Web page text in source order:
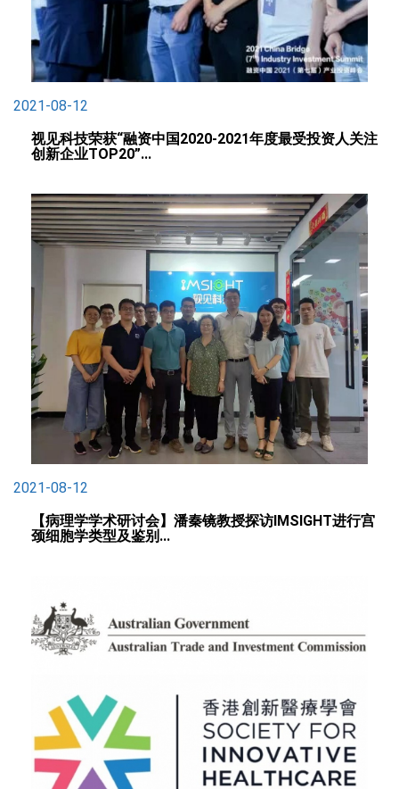
2021-08-12
视见科技荣获“融资中国2020-2021年度最受投资人关注
创新企业TOP20”...
2021-08-12
【病理学学术研讨会】潘秦镜教授探访IMSIGHT进行宫
颈细胞学类型及鉴别...